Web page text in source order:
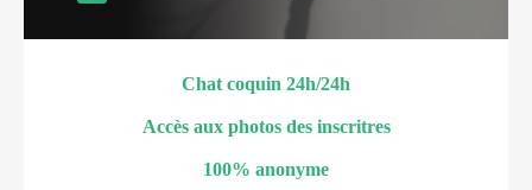
Chat coquin 24h/24h
Accès aux photos des inscritres
100% anonyme